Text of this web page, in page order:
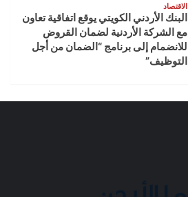
الاقتصاد
البنك الأردني الكويتي يوقع اتفاقية تعاون
مع الشركة الأردنية لضمان القروض
للانضمام إلى برنامج “الضمان من أجل
التوظيف”